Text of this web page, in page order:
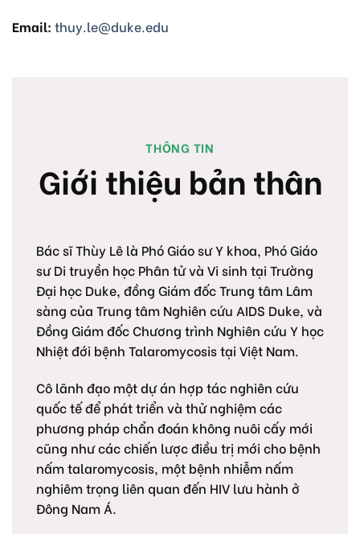
Email: thuy.le@duke.edu
THÔNG TIN
Giới thiệu bản thân
Bác sĩ Thùy Lê là Phó Giáo sư Y khoa, Phó Giáo
sư Di truyền học Phân tử và Vi sinh tại Trường
Đại học Duke, đồng Giám đốc Trung tâm Lâm
sàng của Trung tâm Nghiên cứu AIDS Duke, và
Đồng Giám đốc Chương trình Nghiên cứu Y học
Nhiệt đới bệnh Talaromycosis tại Việt Nam.
Cô lãnh đạo một dự án hợp tác nghiên cứu
quốc tế để phát triển và thử nghiệm các
phương pháp chẩn đoán không nuôi cấy mới
cũng như các chiến lược điều trị mới cho bệnh
nấm talaromycosis, một bệnh nhiễm nấm
nghiêm trọng liên quan đến HIV lưu hành ở
Đông Nam Á.